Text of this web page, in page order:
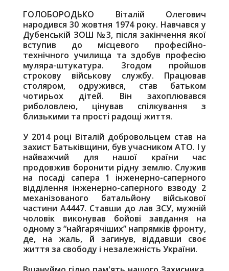
ГОЛОБОРОДЬКО Віталій Олегович
народився 30 жовтня 1974 року. Навчався у
Дубенській ЗОШ №3, після закінчення якої
вступив до місцевого професійно-
технічного училища та здобув професію
муляра-штукатура. Згодом пройшов
строкову військову службу. Працював
столяром, одружився, став батьком
чотирьох дітей. Він захоплювався
риболовлею, цінував спілкування з
близькими та прості радощі життя.
У 2014 році Віталій добровольцем став на
захист Батьківщини, був учасником АТО. І у
найважчий для нашої країни час
продовжив боронити рідну землю. Служив
на посаді сапера 1 інженерно-саперного
відділення інженерно-саперного взводу 2
механізованого батальйону військової
частини А4447. Ставши до лав ЗСУ, мужній
чоловік виконував бойові завдання на
одному з “найгарячіших” напрямків фронту,
де, на жаль, й загинув, віддавши своє
життя за свободу і незалежність України.